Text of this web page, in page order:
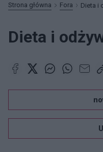
Strona główna Fora Dieta i
Dieta i